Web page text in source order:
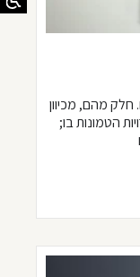
מהם, מכיוון
הטמונות בו;